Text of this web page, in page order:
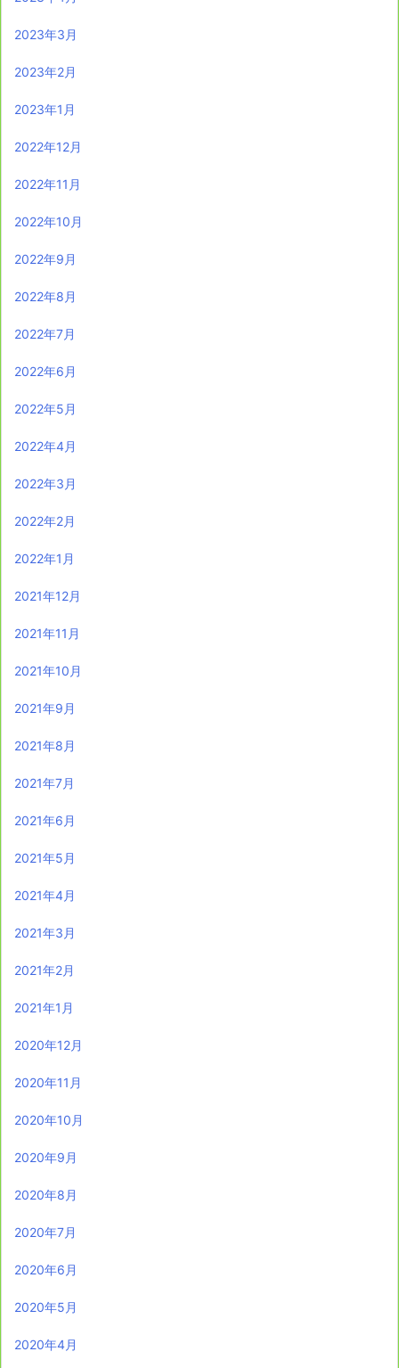
2023年3月
2023年2月
2023年1月
2022年12月
2022年11月
2022年10月
2022年9月
2022年8月
2022年7月
2022年6月
2022年5月
2022年4月
2022年3月
2022年2月
2022年1月
2021年12月
2021年11月
2021年10月
2021年9月
2021年8月
2021年7月
2021年6月
2021年5月
2021年4月
2021年3月
2021年2月
2021年1月
2020年12月
2020年11月
2020年10月
2020年9月
2020年8月
2020年7月
2020年6月
2020年5月
2020年4月